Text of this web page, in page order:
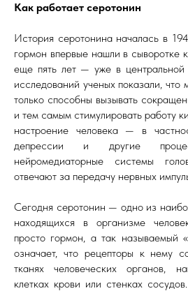
Как работает серотонин
История серотонина началась в
гормон впервые нашли в сыворотке
еще пять лет — уже в центральной
исследований ученых показали, что
только способны вызывать
и тем самым стимулировать работу
настроение человека — в
депрессии и другие
нейромедиаторные системы
отвечают за передачу нервных
Сегодня серотонин — одно из
находящихся в организме
просто гормон, а так называемый
означает, что рецепторы к нему
тканях человеческих органов,
клетках крови или стенках